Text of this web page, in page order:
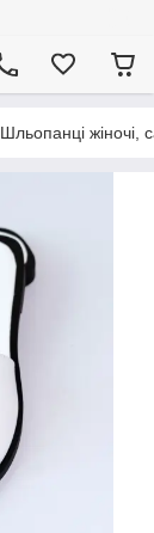
Шльопанці жіночі,